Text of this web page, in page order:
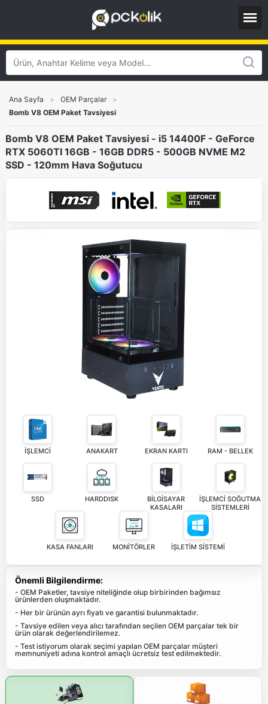
Ana Sayfa > OEM Parçalar
>
Bomb V8 OEM Paket Tavsiyesi
Bomb V8 OEM Paket Tavsiyesi - i5 14400F - GeForce
RTX 5060TI 16GB - 16GB DDR5 - 500GB NVME M2
SSD - 120mm Hava Soğutucu
İŞLEMCİ ANAKART EKRAN KARTI RAM - BELLEK
SSD HARDDISK
BİLGİSAYAR
KASALARI
İŞLEMCİ SOĞUTMA
SİSTEMLERİ
KASA FANLARI MONİTÖRLER İŞLETİM SİSTEMİ
Önemli Bilgilendirme:
- OEM Paketler, tavsiye niteliğinde olup birbirinden bağımsız
ürünlerden oluşmaktadır.
- Her bir ürünün ayrı fiyatı ve garantisi bulunmaktadır.
- Tavsiye edilen veya alıcı tarafından seçilen OEM parçalar tek bir
ürün olarak değerlendirilemez.
- Test istiyorum olarak seçimi yapılan OEM parçalar müşteri
memnuniyeti adına kontrol amaçlı ücretsiz test edilmektedir.